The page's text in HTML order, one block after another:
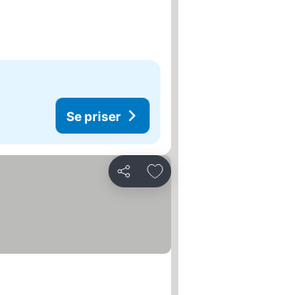
Se priser
Dela
Lägg till i Mina Favoriter